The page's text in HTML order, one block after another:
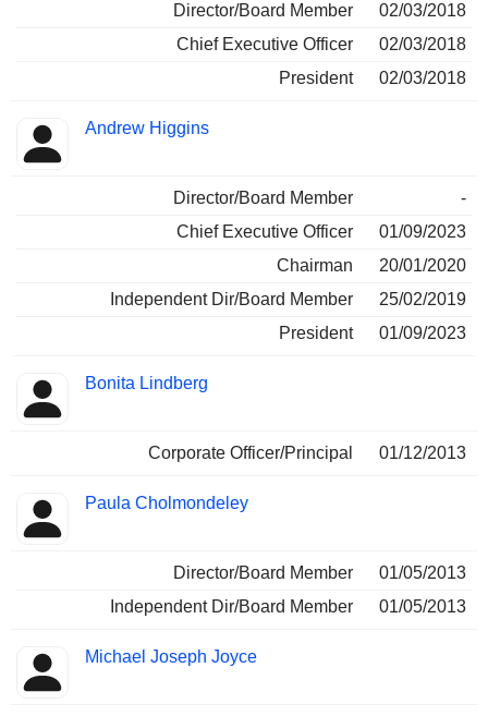
Director/Board Member
02/03/2018
Chief Executive Officer
02/03/2018
President
02/03/2018
Andrew Higgins
Director/Board Member
-
Chief Executive Officer
01/09/2023
Chairman
20/01/2020
Independent Dir/Board Member
25/02/2019
President
01/09/2023
Bonita Lindberg
Corporate Officer/Principal 01/12/2013
Paula Cholmondeley
Director/Board Member
01/05/2013
Independent Dir/Board Member
01/05/2013
Michael Joseph Joyce